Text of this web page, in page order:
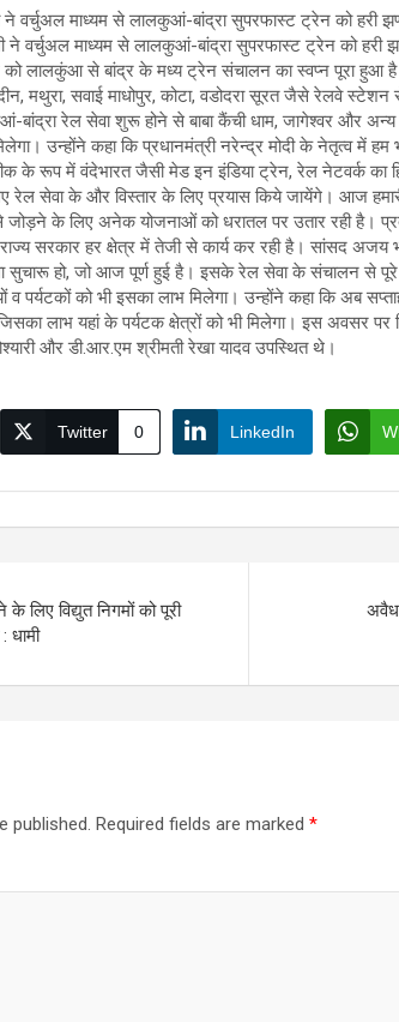
वर्चुअल माध्यम से लालकुआं-बांद्रा सुपरफास्ट ट्रेन को हरी
ने वर्चुअल माध्यम से लालकुआं-बांद्रा सुपरफास्ट ट्रेन को हरी
को लालकुंआ से बांद्र के मध्य ट्रेन संचालन का स्वप्न पूरा
मथुरा, सवाई माधोपुर, कोटा, वडोदरा सूरत जैसे रेलवे
बांद्रा रेल सेवा शुरू होने से बाबा कैंची धाम, जागेश्वर और
उन्होंने कहा कि प्रधानमंत्री नरेन्द्र मोदी के नेतृत्व में
के रूप में वंदेभारत जैसी मेड इन इंडिया ट्रेन, रेल नेटवर्क का
रेल सेवा के और विस्तार के लिए प्रयास किये जायेंगे। आज
जोड़ने के लिए अनेक योजनाओं को धरातल पर उतार रही है।
सरकार हर क्षेत्र में तेजी से कार्य कर रही है। सांसद अजय
हो, जो आज पूर्ण हुई है। इसके रेल सेवा के संचालन से पूरे
व पर्यटकों को भी इसका लाभ मिलेगा। उन्होंने कहा कि अब
लाभ यहां के पर्यटक क्षेत्रों को भी मिलेगा। इस अवसर पर
और डी.आर.एम श्रीमती रेखा यादव उपस्थित थे।
Twitter 0 LinkedIn
लिए विद्युत निगमों को पूरी
धामी
अवैध
published. Required fields are marked *